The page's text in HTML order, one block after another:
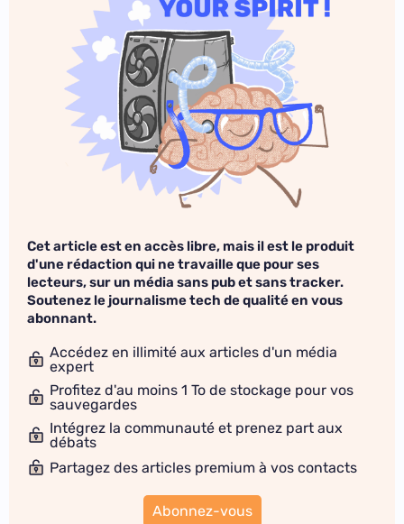
Cet article est en accès libre, mais il est le produit
d'une rédaction qui ne travaille que pour ses
lecteurs, sur un média sans pub et sans tracker.
Soutenez le journalisme tech de qualité en vous
abonnant.
Accédez en illimité aux articles d'un média
expert
Profitez d'au moins 1 To de stockage pour vos
sauvegardes
Intégrez la communauté et prenez part aux
débats
Partagez des articles premium à vos contacts
Abonnez-vous